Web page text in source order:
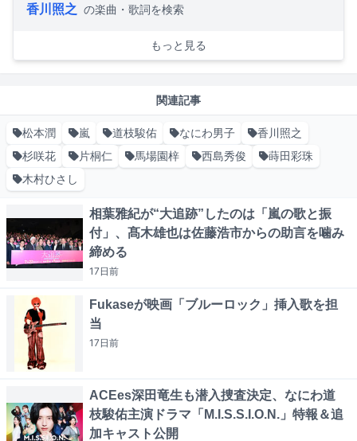
香川照之 の楽曲・歌詞を検索
もっと見る
関連記事
松本潤 嵐 道枝駿佑 なにわ男子
香川照之
杉咲花
片桐仁 馬場園梓 西島秀俊
蒔田彩珠
木村ひさし
相葉雅紀が“大追跡”したのは「嵐の歌と振
付」、髙木雄也は佐藤浩市からの助言を噛み
締める
17日前
Fukaseが映画「ブルーロック」挿入歌を担
当
17日前
ACEes深田竜生も潜入捜査決定、なにわ道
枝駿佑主演ドラマ「M.I.S.S.I.O.N.」特報＆追
加キャスト公開